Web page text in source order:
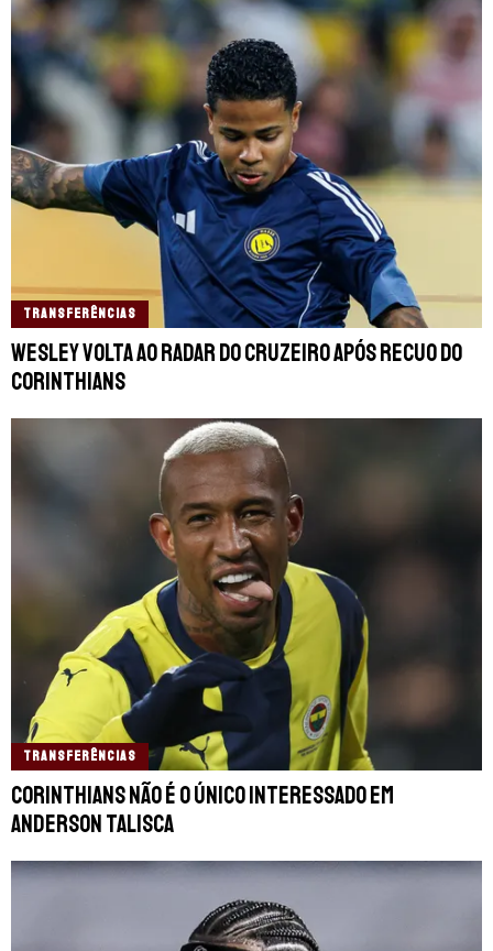
TRANSFERÊNCIAS
Wesley volta ao radar do Cruzeiro após recuo do
Corinthians
TRANSFERÊNCIAS
Corinthians não é o único interessado em
Anderson Talisca